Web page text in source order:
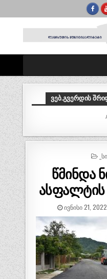
ᲕᲔᲑ.ᲒᲕᲔᲠᲓᲘᲡ
წმინდა
ასფალტის
ᲘᲕᲜᲘᲡᲘ 21, 2022